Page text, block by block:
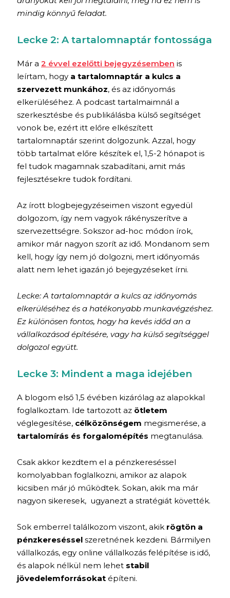
mindig könnyű feladat.
Lecke 2: A tartalomnaptár fontossága
Már a 2 évvel ezelőtti bejegyzésemben is
leírtam, hogy a tartalomnaptár a kulcs a
szervezett munkához, és az időnyomás
elkerüléséhez. A podcast tartalmaimnál a
szerkesztésbe és publikálásba külső segítséget
vonok be, ezért itt előre elkészített
tartalomnaptár szerint dolgozunk. Azzal, hogy
több tartalmat előre készítek el, 1,5-2 hónapot is
fel tudok magamnak szabadítani, amit más
fejlesztésekre tudok fordítani.
Az írott blogbejegyzéseimen viszont egyedül
dolgozom, így nem vagyok rákényszerítve a
szervezettségre. Sokszor ad-hoc módon írok,
amikor már nagyon szorít az idő. Mondanom sem
kell, hogy így nem jó dolgozni, mert időnyomás
alatt nem lehet igazán jó bejegyzéseket írni.
Lecke: A tartalomnaptár a kulcs az időnyomás
elkerüléséhez és a hatékonyabb munkavégzéshez.
Ez különösen fontos, hogy ha kevés időd an a
vállalkozásod építésére, vagy ha külső segítséggel
dolgozol együtt.
Lecke 3: Mindent a maga idejében
A blogom első 1,5 évében kizárólag az alapokkal
foglalkoztam. Ide tartozott az ötletem
véglegesítése, célközönségem megismerése, a
tartalomírás és forgalomépítés megtanulása.
Csak akkor kezdtem el a pénzkereséssel
komolyabban foglalkozni, amikor az alapok
kicsiben már jó működtek. Sokan, akik ma már
nagyon sikeresek, ugyanezt a stratégiát követték.
Sok emberrel találkozom viszont, akik rögtön a
pénzkereséssel szeretnének kezdeni. Bármilyen
vállalkozás, egy online vállalkozás felépítése is idő,
és alapok nélkül nem lehet stabil
jövedelemforrásokat építeni.